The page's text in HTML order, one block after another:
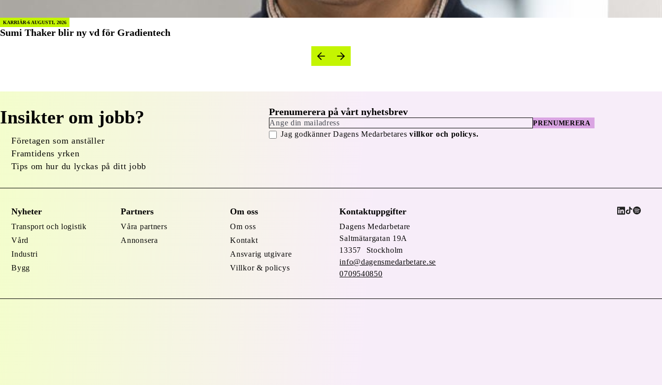
KARRIÄR 6 AUGUSTI, 2026
Sumi Thaker blir ny vd för Gradientech
Insikter om jobb?
Företagen som anställer
Framtidens yrken
Tips om hur du lyckas på ditt jobb
Prenumerera på vårt nyhetsbrev
PRENUMERERA
Jag godkänner Dagens Medarbetaresvillkor och policys.
Nyheter
Transport och logistik
Vård
Industri
Bygg
Partners
Våra partners
Annonsera
Om oss
Om oss
Kontakt
Ansvarig utgivare
Villkor & policys
Kontaktuppgifter
Dagens Medarbetare
Saltmätargatan 19A
13357 Stockholm
info@dagensmedarbetare.se
0709540850